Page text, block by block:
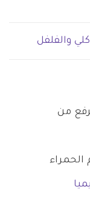
والفلفل
من
الحمراء